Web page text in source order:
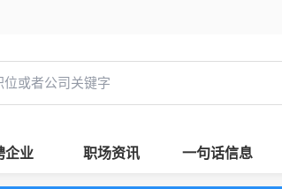
企业 职场资讯 一句话信息